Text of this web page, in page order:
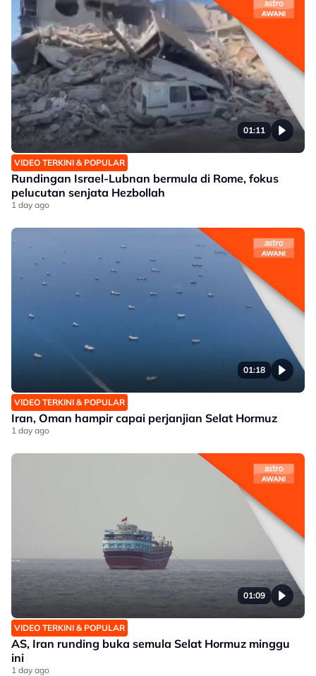
01:11
VIDEO TERKINI & POPULAR
Rundingan Israel-Lubnan bermula di Rome, fokus
pelucutan senjata Hezbollah
1 day ago
01:18
VIDEO TERKINI & POPULAR
Iran, Oman hampir capai perjanjian Selat Hormuz
1 day ago
01:09
VIDEO TERKINI & POPULAR
AS, Iran runding buka semula Selat Hormuz minggu
ini
1 day ago